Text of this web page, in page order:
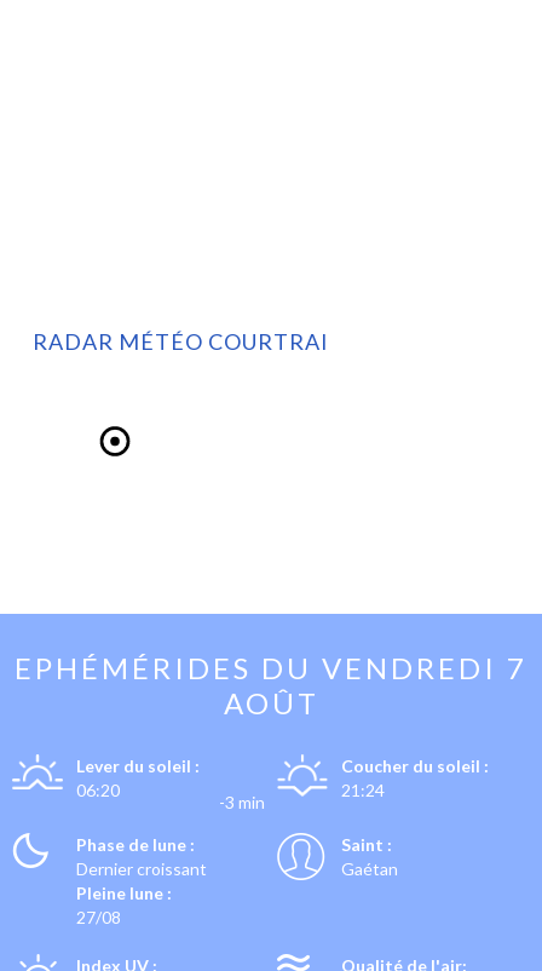
RADAR MÉTÉO COURTRAI
EPHÉMÉRIDES DU VENDREDI 7
AOÛT
Lever du soleil :
06:20
-3 min
Coucher du soleil :
21:24
Phase de lune :
Dernier croissant
Pleine lune :
27/08
Saint :
Gaétan
Index UV :
Qualité de l'air: